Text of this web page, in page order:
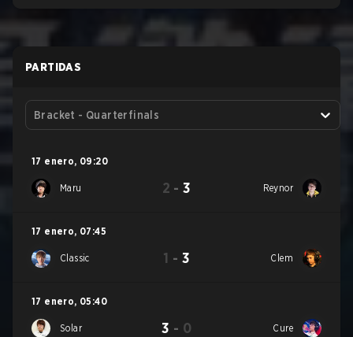
PARTIDAS
Bracket - Quarterfinals
17 enero, 09:20
Maru 2 -3 Reynor
17 enero, 07:45
Classic 1 - 3 Clem
17 enero, 05:40
Solar 3 - 0 Cure